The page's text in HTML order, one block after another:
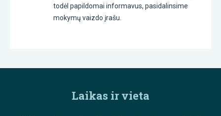
todėl papildomai informavus, pasidalinsime
mokymų vaizdo įrašu.
Laikas ir vieta